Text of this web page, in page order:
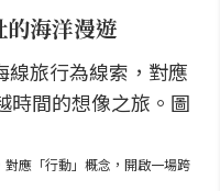
海洋漫遊
對應「行動」概念，開啟一場跨